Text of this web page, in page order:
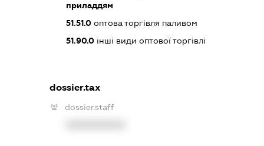
приладдям
51.51.0 оптова торгівля паливом
51.90.0 інші види оптової торгівлі
dossier.tax
dossier.staff